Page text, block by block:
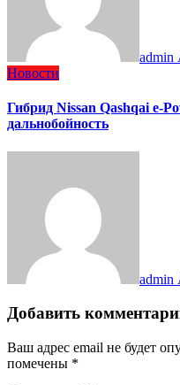
admin
Новости
Гибрид Nissan Qashqai e-
дальнобойность
admin
Добавить
Ваш адрес email не будет
помечены *